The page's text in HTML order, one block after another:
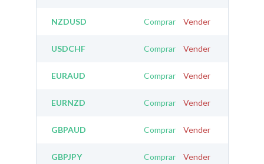
NZDUSD Comprar Vender
USDCHF Comprar Vender
EURAUD Comprar Vender
EURNZD Comprar Vender
GBPAUD Comprar Vender
GBPJPY Comprar Vender